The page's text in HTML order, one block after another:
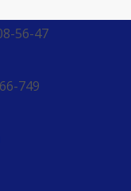
56-47
749